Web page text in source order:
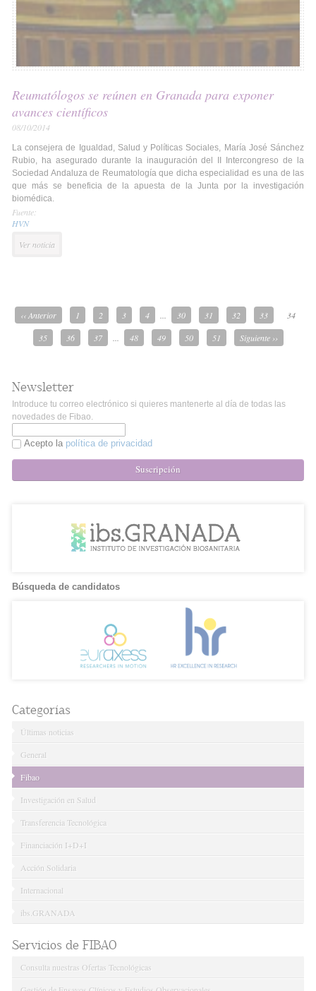
Reumatólogos se reúnen en Granada para exponer
avances científicos
08/10/2014
La consejera de Igualdad, Salud y Políticas Sociales, María José Sánchez
Rubio, ha asegurado durante la inauguración del II Intercongreso de la
Sociedad Andaluza de Reumatología que dicha especialidad es una de las
que más se beneficia de la apuesta de la Junta por la investigación
biomédica.
Fuente:
HVN
Ver noticia
‹‹ Anterior 1 2 3 4 30 31 32 33
34
35
36 37 48 49 50 51 Siguiente ››
Newsletter
Introduce tu correo electrónico si quieres mantenerte al día de todas las
novedades de Fibao.
Acepto la política de privacidad
Suscripción
Búsqueda de candidatos
Categorías
Últimas noticias
General
Fibao
Investigación en Salud
Transferencia Tecnológica
Financiación I+D+I
Acción Solidaria
Internacional
ibs.GRANADA
Servicios de FIBAO
Consulta nuestras Ofertas Tecnológicas